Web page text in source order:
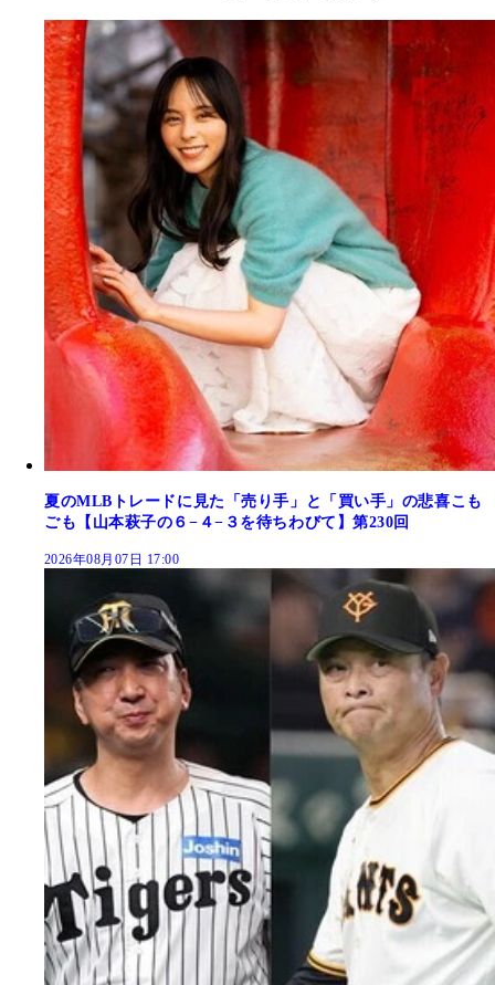
夏のMLBトレードに見た「売り手」と「買い手」の悲喜こも
ごも【山本萩子の６−４−３を待ちわびて】第230回
2026年08月07日 17:00